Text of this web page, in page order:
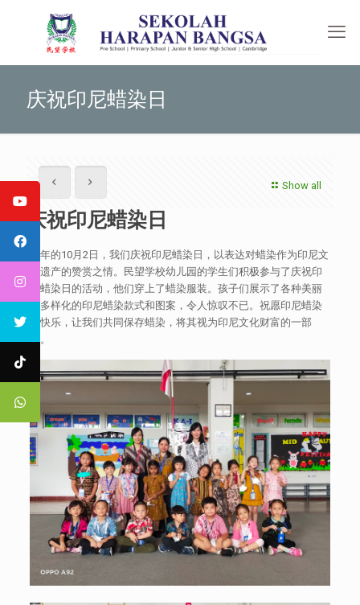
庆祝印尼蜡染日
Show all
庆祝印尼蜡染日
每年的10月2日，我们庆祝印尼蜡染日，以表达对蜡染作为印尼文
化遗产的赞赏之情。民望学校幼儿园的学生们积极参与了庆祝印
尼蜡染日的活动，他们穿上了蜡染服装。孩子们展示了各种美丽
和多样化的印尼蜡染款式和图案，令人惊叹不已。祝愿印尼蜡染
日快乐，让我们共同保存蜡染，将其视为印尼文化财富的一部
分。